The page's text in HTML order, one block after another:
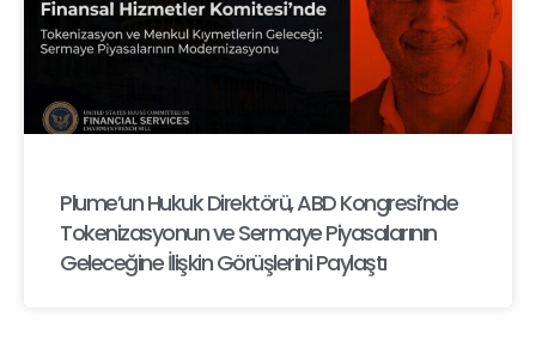
Plume’un Hukuk Direktörü, ABD Kongresi’nde
Tokenizasyonun ve Sermaye Piyasalarının
Geleceğine İlişkin Görüşlerini Paylaştı